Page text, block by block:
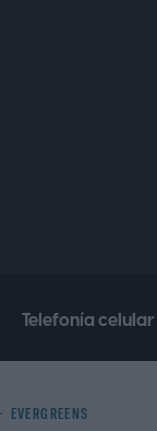
Telefonía celular
EVERGREENS